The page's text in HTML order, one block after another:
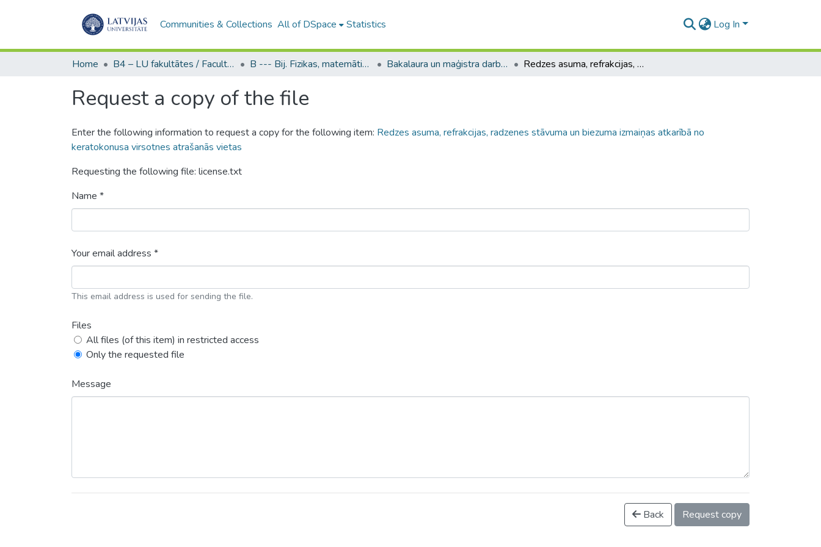
Communities & Collections All of DSpace Statistics Log In
Home B4 – LU fakultātes / Faculties of the UL B --- Bij. Fizikas, matemātikas un optometrijas fakultātes studentu noslēguma darbi / Faculty of Physics, Mathematics and Optometry - Graduate works Bakalaura un maģistra darbi (FMOF) / Bachelor's and Master's theses Redzes asuma, refrakcijas, radzenes stāvuma un biezuma izmaiņas atkarībā no keratokonusa virsotnes atrašanās vietas
Request a copy of the file
Enter the following information to request a copy for the following item: Redzes asuma, refrakcijas, radzenes stāvuma un biezuma izmaiņas atkarībā no
keratokonusa virsotnes atrašanās vietas
Requesting the following file: license.txt
Name *
Your email address *
This email address is used for sending the file.
Files
All files (of this item) in restricted access
Only the requested file
Message
Back Request copy